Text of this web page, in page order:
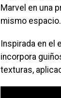
Marvel en una
mismo espacio.
Inspirada en el
incorpora
texturas,